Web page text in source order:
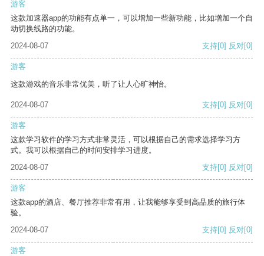
游客
这款加速器app的功能有点单一，可以增加一些新功能，比如增加一个自
动切换线路的功能。
2024-08-07
支持[0] 反对[0]
游客
这款游戏的音乐非常优美，听了让人心旷神怡。
2024-08-07 支持[0] 反对[0]
游客
这款学习软件的学习方式非常灵活，可以根据自己的需求选择学习方
式。我可以根据自己的时间安排学习进度。
2024-08-07
支持[0] 反对[0]
游客
这款app的酒店、餐厅推荐非常有用，让我能够享受到高品质的旅行体
验。
2024-08-07
支持[0] 反对[0]
游客